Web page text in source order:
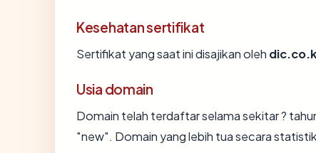
Kesehatan sertifikat
Sertifikat yang saat ini disajikan oleh
Usia domain
Domain telah terdaftar selama sekitar ?
"new". Domain yang lebih tua secara